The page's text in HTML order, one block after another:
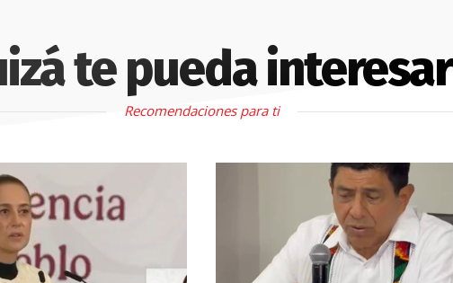
te pueda interesar
Recomendaciones para ti